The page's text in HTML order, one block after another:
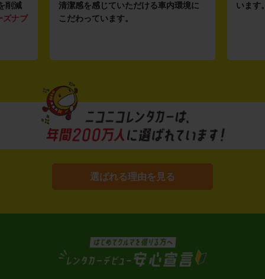
削減
ズナブ
清潔感を感じていただける車内環境に
こだわっています。
います
選ばれる理由を見る